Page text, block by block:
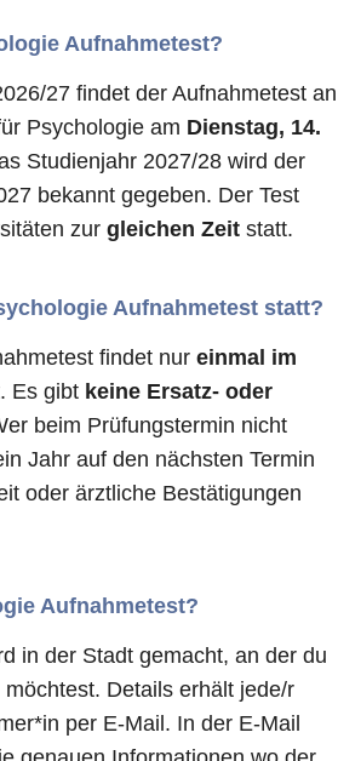
Aufnahmetest?
27 findet der Aufnahmetest an
Psychologie am Dienstag, 14.
Studienjahr 2027/28 wird der
bekannt gegeben. Der Test
zur gleichen Zeit statt.
Aufnahmetest statt?
findet nur einmal im
Es gibt keine Ersatz- oder
beim Prüfungstermin nicht
Jahr auf den nächsten Termin
oder ärztliche Bestätigungen
Aufnahmetest?
in der Stadt gemacht, an der du
Details erhält jede/r
per E-Mail. In der E-Mail